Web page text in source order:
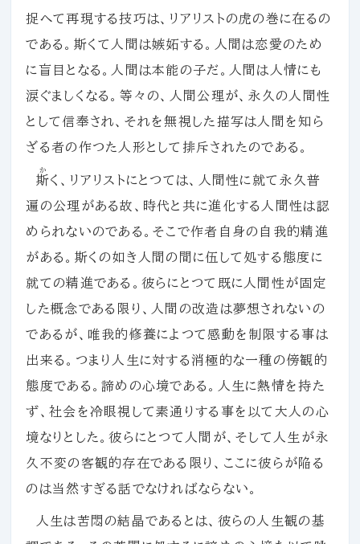
捉へて再現する技巧は、リアリストの虎の巻に在るの
である。斯くて人間は嫉妬する。人間は恋愛のため
に盲目となる。人間は本能の子だ。人間は人情にも
涙ぐましくなる。等々の、人間公理が、永久の人間性
として信奉され、それを無視した描写は人間を知ら
ざる者の作つた人形として排斥されたのである。
斯
か
く、リアリストにとつては、人間性に就て永久普
遍の公理がある故、時代と共に進化する人間性は認
められないのである。そこで作者自身の自我的精進
がある。斯くの如き人間の間に伍して処する態度に
就ての精進である。彼らにとつて既に人間性が固定
した概念である限り、人間の改造は夢想されないの
であるが、唯我的修養によつて感動を制限する事は
出来る。つまり人生に対する消極的な一種の傍観的
態度である。諦めの心境である。人生に熱情を持た
ず、社会を冷眼視して素通りする事を以て大人の心
境なりとした。彼らにとつて人間が、そして人生が永
久不変の客観的存在である限り、ここに彼らが陥る
のは当然すぎる話でなければならない。
人生は苦悶の結晶であるとは、彼らの人生観の基